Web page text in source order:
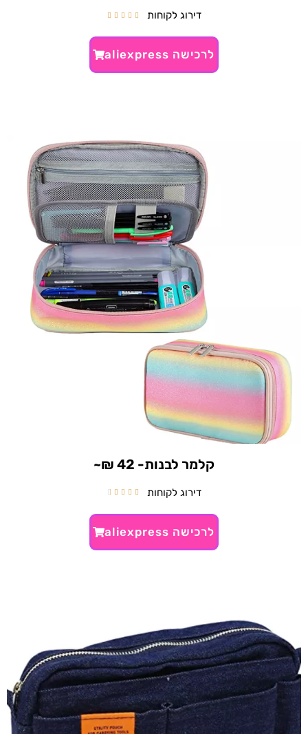
דירוג לקוחות 




לרכישה aliexpress
קלמר לבנות- 42 ₪~
דירוג לקוחות 




לרכישה aliexpress